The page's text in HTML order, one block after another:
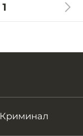
1
Криминал